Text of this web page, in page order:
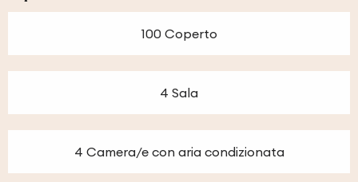
100 Coperto
4 Sala
4 Camera/e con aria condizionata